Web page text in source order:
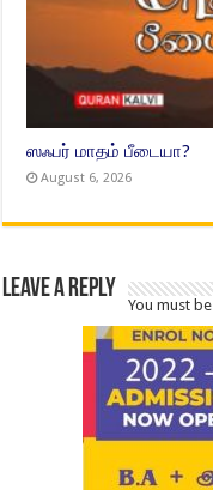
ஸஃபர் மாதம் பீடையா?
August 6, 2026
Leave a Reply
You must be